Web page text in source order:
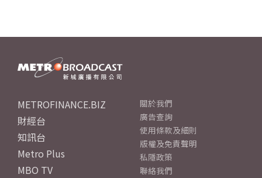
METROFINANCE.BIZ
財經台
知訊台
Metro Plus
MBO TV
關於我們
廣告查詢
使用條款及細則
版權及免責聲明
私隱政策
聯絡我們